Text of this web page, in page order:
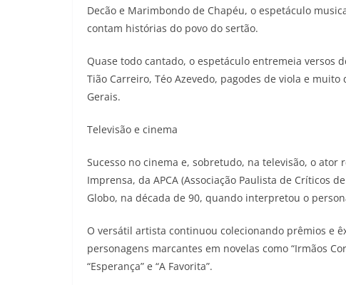
Decão e Marimbondo de Chapéu, o espetáculo
contam histórias do povo do sertão.
Quase todo cantado, o espetáculo entremeia versos
Tião Carreiro, Téo Azevedo, pagodes de viola e
Gerais.
Televisão e cinema
Sucesso no cinema e, sobretudo, na televisão, o
Imprensa, da APCA (Associação Paulista de Críticos
Globo, na década de 90, quando interpretou o
O versátil artista continuou colecionando prêmios e
personagens marcantes em novelas como “Irmãos
“Esperança” e “A Favorita”.